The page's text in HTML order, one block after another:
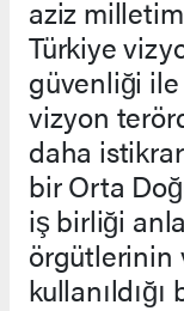
aziz
Türkiye
güvenliği ile
vizyon
daha
bir Orta
iş birliği
örgütlerinin